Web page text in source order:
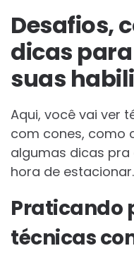
Desafios,
dicas
suas
Aqui, você vai ver
com cones, como
algumas dicas
hora de estacionar.
Praticando
técnicas